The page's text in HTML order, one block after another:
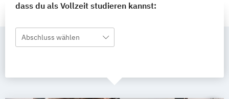
dass du als Vollzeit studieren kannst:
Abschluss wählen